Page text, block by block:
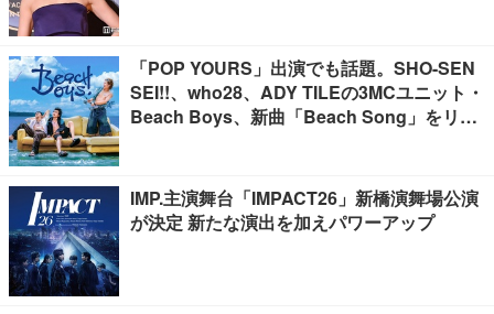
「POP YOURS」出演でも話題。SHO-SEN
SEI!!、who28、ADY TILEの3MCユニット・
Beach Boys、新曲「Beach Song」をリリ
IMP.主演舞台「IMPACT26」新橋演舞場公演
が決定 新たな演出を加えパワーアップ